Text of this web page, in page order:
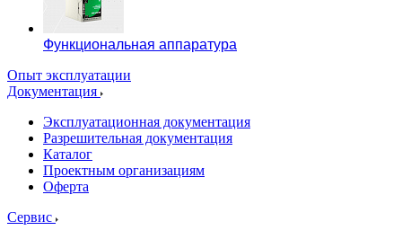
Функциональная аппаратура
Опыт эксплуатации
Документация
Эксплуатационная документация
Разрешительная документация
Каталог
Проектным организациям
Оферта
Сервис